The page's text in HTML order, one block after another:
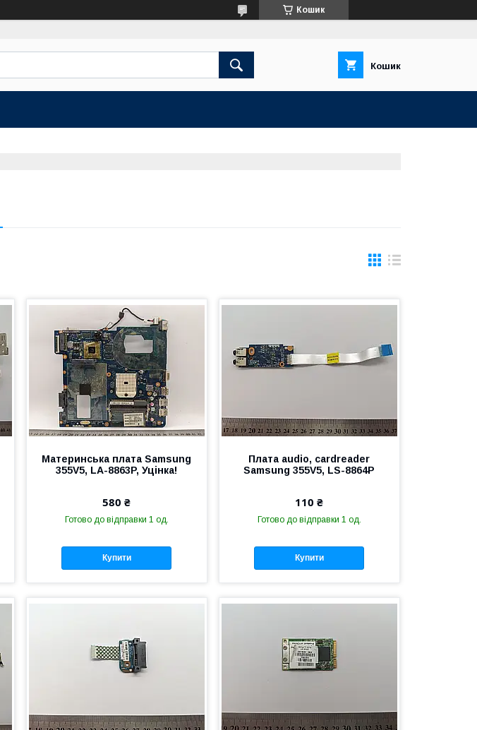
Кошик
Кошик
Материнська плата Samsung
355V5, LA-8863P, Уцінка!
580 ₴
Готово до відправки 1 од.
Купити
Плата audio, cardreader
Samsung 355V5, LS-8864P
110 ₴
Готово до відправки 1 од.
Купити